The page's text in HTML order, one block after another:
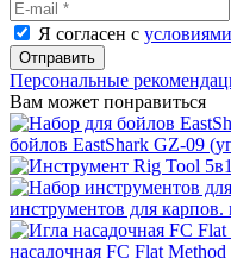
Я согласен с
Отправить
Персональные
Вам может понравиться
бойлов EastShark GZ-09
инструментов для
насадочная FC Flat